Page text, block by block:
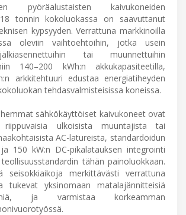
pyöräalustaisten kaivukoneiden
tonnin kokoluokassa on saavuttanut
kypsyyden. Verrattuna markkinoilla
oleviin vaihtoehtoihin, jotka usein
tai muunnettuihin
140–200 kWh:n akkukapasiteetilla,
arkkitehtuuri edustaa energiatiheyden
tehdasvalmisteisissa koneissa.
sähkökäyttöiset kaivukoneet ovat
ulkoisista muuntajista tai
AC-latureista, standardoidun
ja 150 kW:n DC-pikalatauksen integrointi
tähän painoluokkaan.
seisokkiaikoja merkittävästi verrattuna
tukevat yksinomaan matalajännitteisiä
ja varmistaa korkeamman